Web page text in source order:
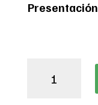
Presentación